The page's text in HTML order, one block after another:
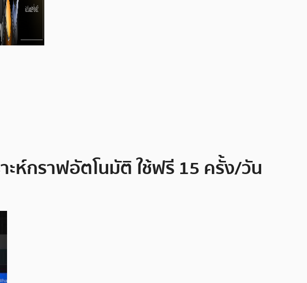
ะห์กราฟอัตโนมัติ ใช้ฟรี 15 ครั้ง/วัน